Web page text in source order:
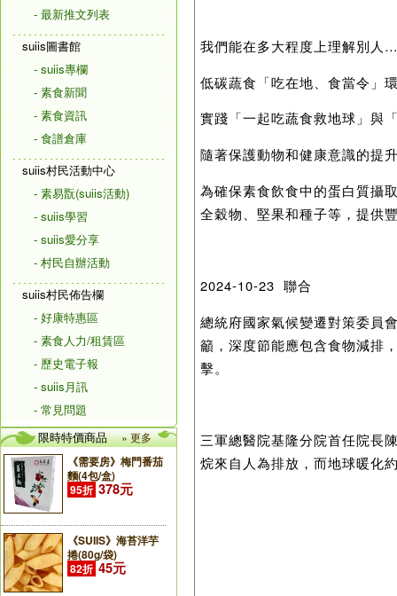
- 最新推文列表
suiis圖書館
- suiis專欄
- 素食新聞
- 素食資訊
- 食譜倉庫
suiis村民活動中心
- 素易翫(suiis活動)
- suiis學習
- suiis愛分享
- 村民自辦活動
suiis村民佈告欄
- 好康特惠區
- 素食人力/租賃區
- 歷史電子報
- suiis月訊
- 常見問題
限時特價商品
» 更多
《需要房》梅門番茄
麵(4包/盒)
95折 378元
《SUIIS》海苔洋芋
捲(80g/袋)
82折 45元
我們能在多大程度上理解別
低碳蔬食「吃在地、食當令」
實踐「一起吃蔬食救地球」與
隨著保護動物和健康意識的提
為確保素食飲食中的蛋白質攝
全穀物、堅果和種子等，提供
2024-10-23 聯合
總統府國家氣候變遷對策委員
籲，深度節能應包含食物減排
擊。
三軍總醫院基隆分院首任院長
烷來自人為排放，而地球暖化